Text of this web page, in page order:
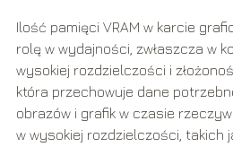
Ilość pamięci VRAM w karcie
rolę w wydajności, zwłaszcza w
wysokiej rozdzielczości i
która przechowuje dane
obrazów i grafik w czasie
w wysokiej rozdzielczości, takich